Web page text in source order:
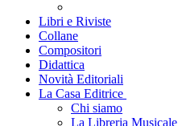
Libri e Riviste
Collane
Compositori
Didattica
Novità Editoriali
La Casa Editrice
Chi siamo
La Libreria Musicale